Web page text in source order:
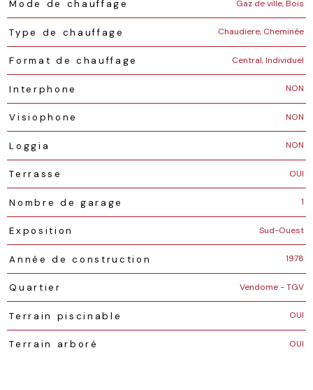
Mode de chauffage Gaz de ville, Bois
Type de chauffage Chaudiere, Cheminée
Format de chauffage Central, Individuel
Interphone NON
Visiophone NON
Loggia NON
Terrasse OUI
Nombre de garage 1
Exposition Sud-Ouest
Année de construction 1978
Quartier Vendome - TGV
Terrain piscinable OUI
Terrain arboré OUI